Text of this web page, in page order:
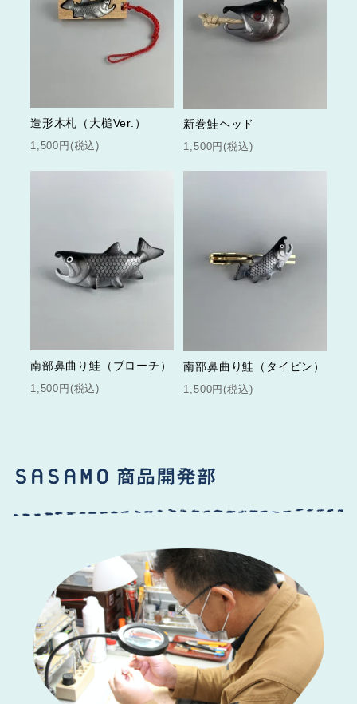
造形木札（大槌Ver.）
1,500円(税込)
新巻鮭ヘッド
1,500円(税込)
南部鼻曲り鮭（ブローチ）
1,500円(税込)
南部鼻曲り鮭（タイピン）
1,500円(税込)